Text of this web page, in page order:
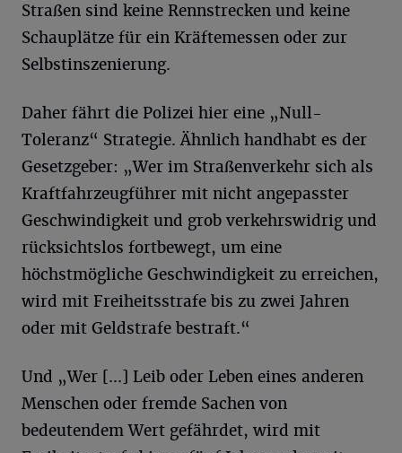
Straßen sind keine Rennstrecken und keine
Schauplätze für ein Kräftemessen oder zur
Selbstinszenierung.
Daher fährt die Polizei hier eine „Null-
Toleranz“ Strategie. Ähnlich handhabt es der
Gesetzgeber: „Wer im Straßenverkehr sich als
Kraftfahrzeugführer mit nicht angepasster
Geschwindigkeit und grob verkehrswidrig und
rücksichtslos fortbewegt, um eine
höchstmögliche Geschwindigkeit zu erreichen,
wird mit Freiheitsstrafe bis zu zwei Jahren
oder mit Geldstrafe bestraft.“
Und „Wer [...] Leib oder Leben eines anderen
Menschen oder fremde Sachen von
bedeutendem Wert gefährdet, wird mit